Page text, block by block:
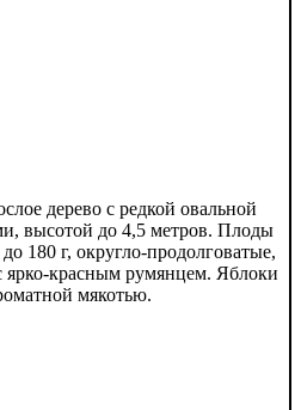
дерево с редкой овальной
высотой до 4,5 метров. Плоды
180 г, округло-продолговатые,
ярко-красным румянцем. Яблоки
мякотью.